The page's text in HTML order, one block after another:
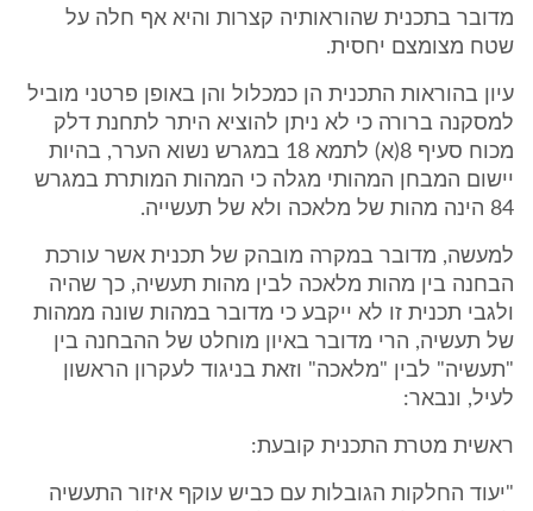
מדובר בתכנית שהוראותיה קצרות והיא אף חלה על
שטח מצומצם יחסית.
עיון בהוראות התכנית הן כמכלול והן באופן פרטני מוביל
למסקנה ברורה כי לא ניתן להוציא היתר לתחנת דלק
מכוח סעיף 8(א) לתמא 18 במגרש נשוא הערר, בהיות
יישום המבחן המהותי מגלה כי המהות המותרת במגרש
84 הינה מהות של מלאכה ולא של תעשייה.
למעשה, מדובר במקרה מובהק של תכנית אשר עורכת
הבחנה בין מהות מלאכה לבין מהות תעשיה, כך שהיה
ולגבי תכנית זו לא ייקבע כי מדובר במהות שונה ממהות
של תעשיה, הרי מדובר באיון מוחלט של ההבחנה בין
"תעשיה" לבין "מלאכה" וזאת בניגוד לעקרון הראשון
לעיל, ונבאר:
ראשית מטרת התכנית קובעת:
"יעוד החלקות הגובלות עם כביש עוקף איזור התעשיה